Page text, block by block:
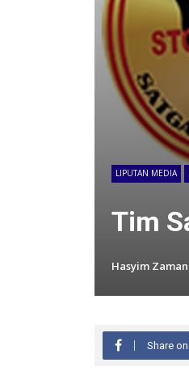
LIPUTAN MEDIA
Tim
Hasyim Zaman
Share